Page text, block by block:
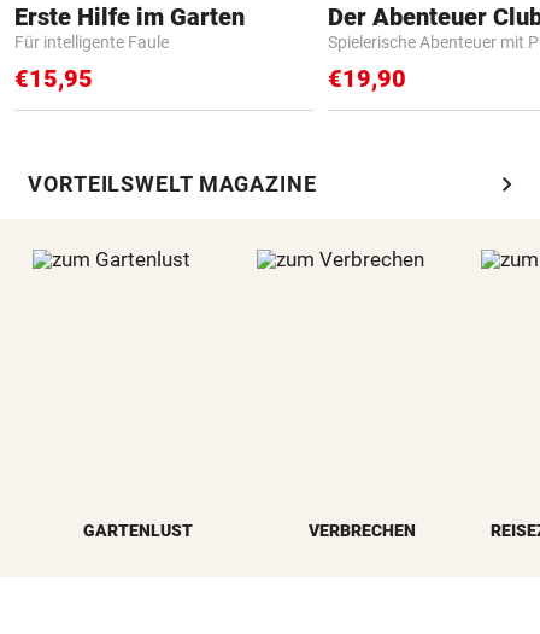
Erste Hilfe im Garten
Für intelligente Faule
€15,95
Der Abenteuer
Spielerische Abenteuer mit
€19,90
VORTEILSWELT MAGAZINE chevron_right
GARTENLUST VERBRECHEN